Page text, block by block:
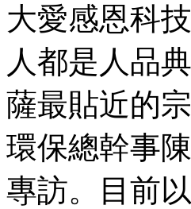
大愛感恩科
人都是人品
薩最貼近的
環保總幹事
專訪。目前